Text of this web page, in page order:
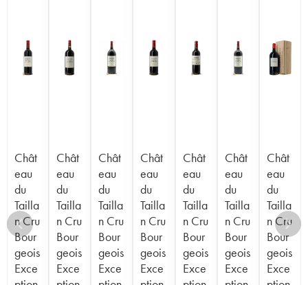
Chât
eau
du
Tailla
n Cru
Bour
geois
Exce
Chât
eau
du
Tailla
n Cru
Bour
geois
Exce
Chât
eau
du
Tailla
n Cru
Bour
geois
Exce
Chât
eau
du
Tailla
n Cru
Bour
geois
Exce
Chât
eau
du
Tailla
n Cru
Bour
geois
Exce
Chât
eau
du
Tailla
n Cru
Bour
geois
Exce
Chât
eau
du
Tailla
n Cru
Bour
geois
Exce